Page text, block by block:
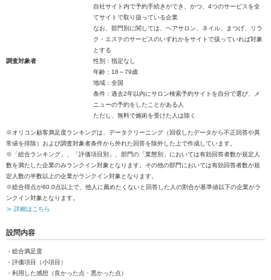
自社サイト内で予約手続きができ、かつ、4つのサービスを全
てサイトで取り扱っている企業
なお、部門別に関しては、ヘアサロン、ネイル、まつげ、リラ
ク・エステのサービスのいずれかをサイトで扱っていれば対象
とする
調査対象者
性別：指定なし
年齢：18～79歳
地域：全国
条件：過去2年以内にサロン検索予約サイトを自分で選び、メ
ニューの予約をしたことがある人
ただし、無料で施術を受けた人は除く
※オリコン顧客満足度ランキングは、データクリーニング（回収したデータから不正回答や異
常値を排除）および調査対象者条件から外れた回答を除外した上で作成しています。
※「総合ランキング」、「評価項目別」、部門の「業態別」においては有効回答者数が規定人
数を満たした企業のみランクイン対象となります。その他の部門においては有効回答者数が規
定人数の半数以上の企業がランクイン対象となります。
※総合得点が60.0点以上で、他人に薦めたくないと回答した人の割合が基準値以下の企業がラ
ンクイン対象となります。
≫ 詳細はこちら
設問内容
・総合満足度
・評価項目（小項目）
・利用した感想（良かった点・悪かった点）